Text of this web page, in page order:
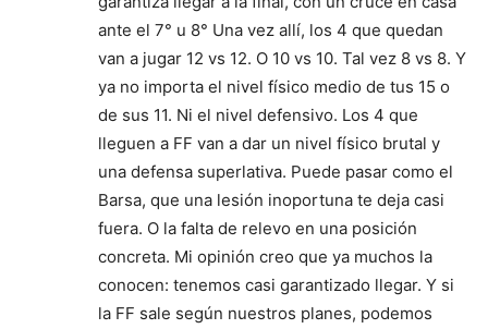
ante el 7° u 8° Una vez allí, los 4 que quedan
van a jugar 12 vs 12. O 10 vs 10. Tal vez 8 vs 8. Y
ya no importa el nivel físico medio de tus 15 o
de sus 11. Ni el nivel defensivo. Los 4 que
lleguen a FF van a dar un nivel físico brutal y
una defensa superlativa. Puede pasar como el
Barsa, que una lesión inoportuna te deja casi
fuera. O la falta de relevo en una posición
concreta. Mi opinión creo que ya muchos la
conocen: tenemos casi garantizado llegar. Y si
la FF sale según nuestros planes, podemos